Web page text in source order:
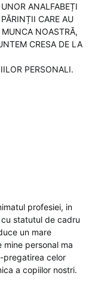
ANALFABEȚI
CARE AU
MUNCA NOASTRĂ,
CRESA DE LA
PERSONALI.
profesiei, in
statutul de cadru
un mare
personal ma
pregatirea celor
a copiilor nostri.